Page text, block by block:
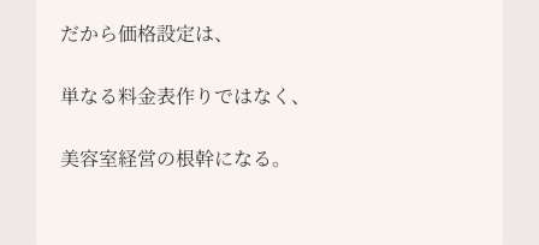
だから価格設定は、
単なる料金表作りではなく、
美容室経営の根幹になる。